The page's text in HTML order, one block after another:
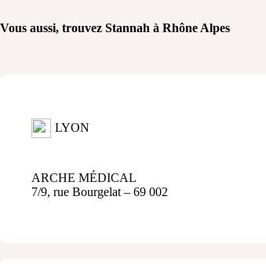
Vous aussi, trouvez Stannah à Rhône Alpes
LYON
ARCHE MÉDICAL
7/9, rue Bourgelat – 69 002